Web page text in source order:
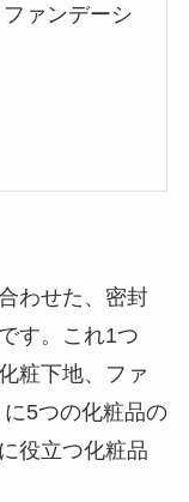
ァンデーシ
わせた、密封
す。これ1つ
粧下地、ファ
5つの化粧品の
役立つ化粧品